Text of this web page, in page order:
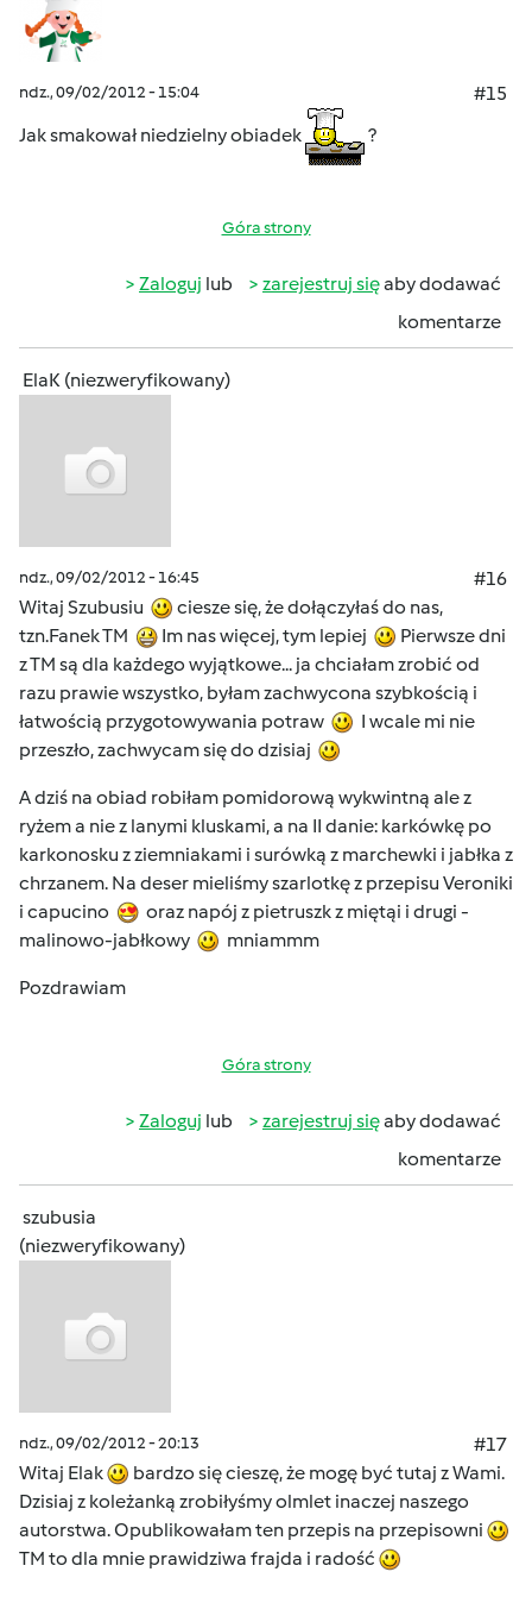
ndz., 09/02/2012 - 15:04
#15
Jak smakował niedzielny obiadek
?
Góra strony
Zaloguj lub zarejestruj sięaby dodawać
komentarze
ElaK (niezweryfikowany)
ndz., 09/02/2012 - 16:45
#16
Witaj Szubusiu
ciesze się, że dołączyłaś do nas,
tzn.Fanek TM
Im nas więcej, tym lepiej
Pierwsze dni
z TM są dla każdego wyjątkowe... ja chciałam zrobić od
razu prawie wszystko, byłam zachwycona szybkością i
łatwością przygotowywania potraw
I wcale mi nie
przeszło, zachwycam się do dzisiaj
A dziś na obiad robiłam pomidorową wykwintną ale z
ryżem a nie z lanymi kluskami, a na II danie: karkówkę po
karkonosku z ziemniakami i surówką z marchewki i jabłka z
chrzanem. Na deser mieliśmy szarlotkę z przepisu Veroniki
i capucino
oraz napój z pietruszk z miętąi i drugi -
malinowo-jabłkowy
mniammm
Pozdrawiam
Góra strony
Zaloguj lub zarejestruj sięaby dodawać
komentarze
szubusia
(niezweryfikowany)
ndz., 09/02/2012 - 20:13
#17
Witaj Elak
bardzo się cieszę, że mogę być tutaj z Wami.
Dzisiaj z koleżanką zrobiłyśmy olmlet inaczej naszego
autorstwa. Opublikowałam ten przepis na przepisowni
TM to dla mnie prawidziwa frajda i radość